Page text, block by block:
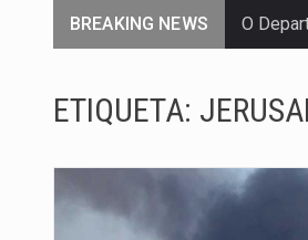
BREAKING NEWS O
A
De
ETIQUETA: